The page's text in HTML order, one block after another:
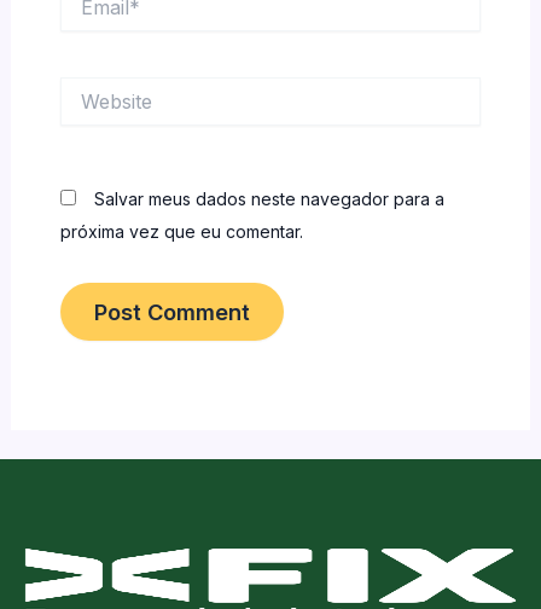
Salvar meus dados neste navegador para a
próxima vez que eu comentar.